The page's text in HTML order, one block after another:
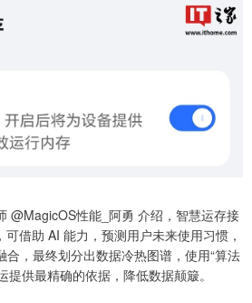
@MagicOS性能_阿勇 介绍，智慧运存接
借助 AI 能力，预测用户未来使用习惯，
，最终划分出数据冷热图谱，使用“算法
提供最精确的依据，降低数据颠簸。